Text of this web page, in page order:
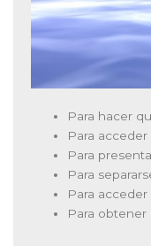
Para hacer
Para
Para
Para
Para
Para obtener